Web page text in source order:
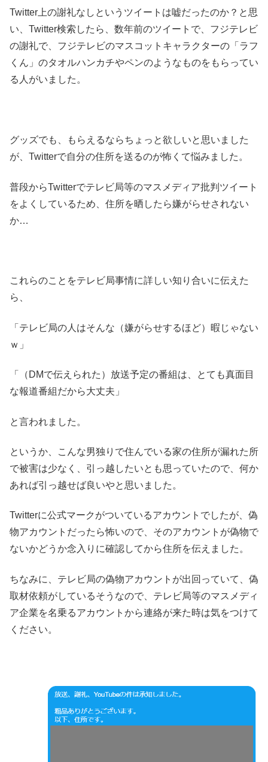
Twitter上の謝礼なしというツイートは嘘だったのか？と思
い、Twitter検索したら、数年前のツイートで、フジテレビ
の謝礼で、フジテレビのマスコットキャラクターの「ラフ
くん」のタオルハンカチやペンのようなものをもらってい
る人がいました。
グッズでも、もらえるならちょっと欲しいと思いました
が、Twitterで自分の住所を送るのが怖くて悩みました。
普段からTwitterでテレビ局等のマスメディア批判ツイート
をよくしているため、住所を晒したら嫌がらせされない
か…
これらのことをテレビ局事情に詳しい知り合いに伝えた
ら、
「テレビ局の人はそんな（嫌がらせするほど）暇じゃない
ｗ」
「（DMで伝えられた）放送予定の番組は、とても真面目
な報道番組だから大丈夫」
と言われました。
というか、こんな男独りで住んでいる家の住所が漏れた所
で被害は少なく、引っ越したいとも思っていたので、何か
あれば引っ越せば良いやと思いました。
Twitterに公式マークがついているアカウントでしたが、偽
物アカウントだったら怖いので、そのアカウントが偽物で
ないかどうか念入りに確認してから住所を伝えました。
ちなみに、テレビ局の偽物アカウントが出回っていて、偽
取材依頼がしているそうなので、テレビ局等のマスメディ
ア企業を名乗るアカウントから連絡が来た時は気をつけて
ください。